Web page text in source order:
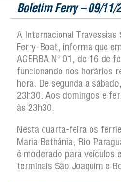
Boletim Ferry – 09/11/
A Internacional
Ferry-Boat, informa que
AGERBA Nº 01, de 16 de
funcionando nos horários
hora. De segunda a
23h30. Aos domingos e
às 23h30.
Nesta quarta-feira os
Maria Bethânia, Rio
é moderado para veículos
terminais São Joaquim e